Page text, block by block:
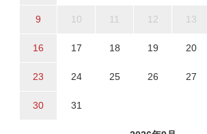
9 10 11 12 13
16 17 18 19 20
23 24 25 26 27
30 31